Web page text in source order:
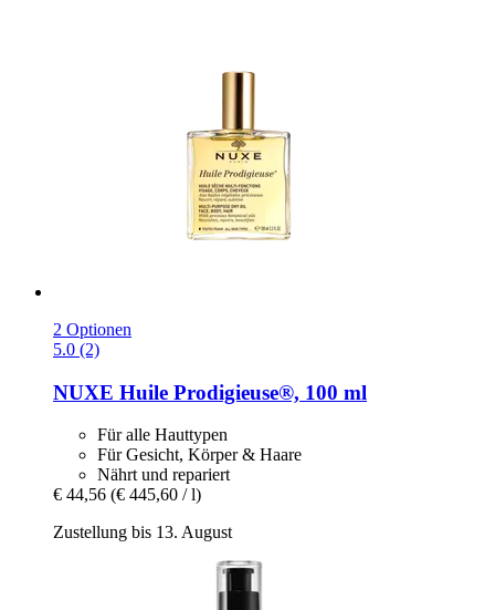
2 Optionen
5.0 (2)
NUXE Huile Prodigieuse®, 100 ml
Für alle Hauttypen
Für Gesicht, Körper & Haare
Nährt und repariert
€ 44,56 (€ 445,60 / l)
Zustellung bis 13. August